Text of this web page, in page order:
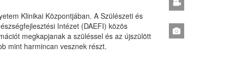
Klinikai Központjában. A Szülészeti és
Intézet (DAEFI) közös
megkapjanak a szüléssel és az újszülött
mint harmincan vesznek részt.